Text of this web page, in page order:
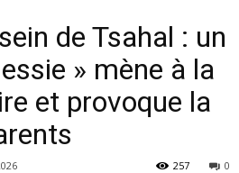
de Tsahal : un
» mène à la
et provoque la
0
257